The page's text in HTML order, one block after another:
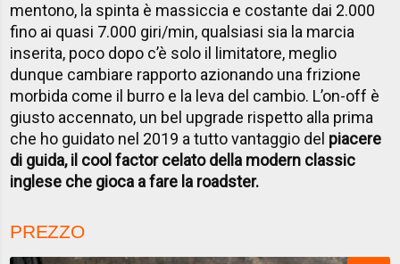
mentono, la spinta è massiccia e costante dai 2.000
fino ai quasi 7.000 giri/min, qualsiasi sia la marcia
inserita, poco dopo c’è solo il limitatore, meglio
dunque cambiare rapporto azionando una frizione
morbida come il burro e la leva del cambio. L’on-off è
giusto accennato, un bel upgrade rispetto alla prima
che ho guidato nel 2019 a tutto vantaggio del piacere
di guida, il cool factor celato della modern classic
inglese che gioca a fare la roadster.
PREZZO